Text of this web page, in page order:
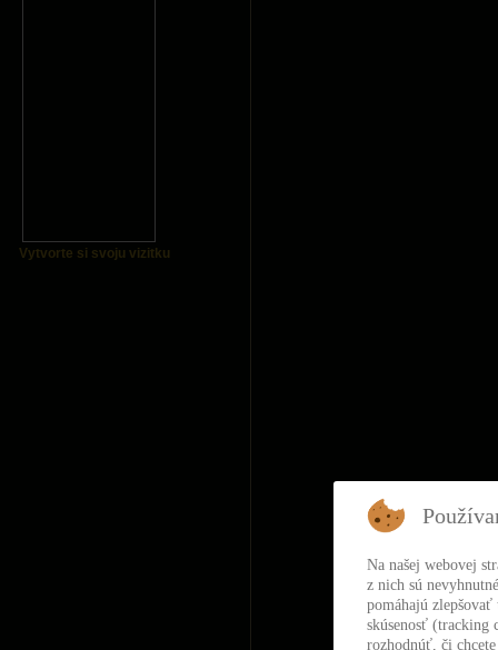
Vytvorte si svoju vizitku
Na našej webovej
z nich sú
pomáhajú
skúsenosť (tracking
rozhodnúť, či